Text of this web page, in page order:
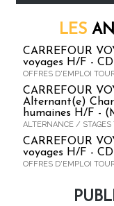
LES
CARREFOUR
voyages H/F -
OFFRES D'EMPLOI
CARREFOUR
Alternant(e)
humaines H/F -
ALTERNANCE / STAGES
CARREFOUR
voyages H/F -
OFFRES D'EMPLOI